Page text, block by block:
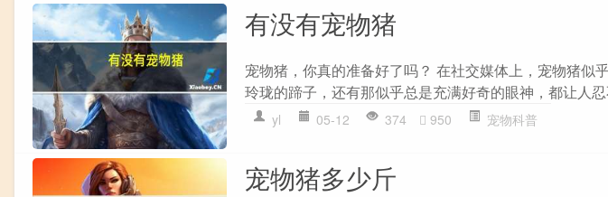
有没有宠物猪
宠物猪，你真的准备好了吗？ 在社交媒体上，宠物猪似
玲珑的蹄子，还有那似乎总是充满好奇的眼神，都让人
yl 05-12 374 950 宠物科普
宠物猪多少斤